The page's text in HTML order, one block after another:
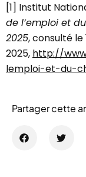
[1] Institut
de l’emploi et
2025, consulté
2025, http://
lemploi-et-du-
Partager cette